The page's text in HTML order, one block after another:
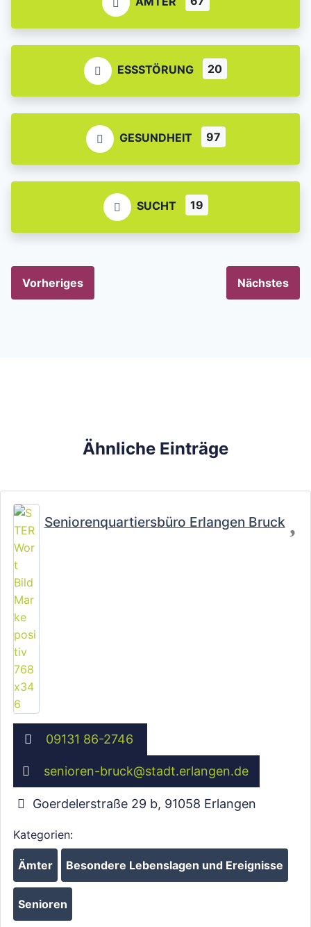
ESSSTÖRUNG 20
GESUNDHEIT 97
SUCHT 19
Vorheriges Nächstes
Ähnliche Einträge
Seniorenquartiersbüro Erlangen Bruck
09131 86-2746
senioren-bruck@stadt.erlangen.de
Goerdelerstraße 29 b, 91058 Erlangen
Kategorien:
Ämter Besondere Lebenslagen und Ereignisse
Senioren